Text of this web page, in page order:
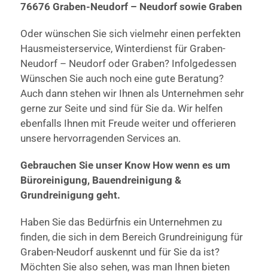
76676 Graben-Neudorf – Neudorf sowie Graben
Oder wünschen Sie sich vielmehr einen perfekten
Hausmeisterservice, Winterdienst für Graben-
Neudorf – Neudorf oder Graben? Infolgedessen
Wünschen Sie auch noch eine gute Beratung?
Auch dann stehen wir Ihnen als Unternehmen sehr
gerne zur Seite und sind für Sie da. Wir helfen
ebenfalls Ihnen mit Freude weiter und offerieren
unsere hervorragenden Services an.
Gebrauchen Sie unser Know How wenn es um
Büroreinigung, Bauendreinigung &
Grundreinigung geht.
Haben Sie das Bedürfnis ein Unternehmen zu
finden, die sich in dem Bereich Grundreinigung für
Graben-Neudorf auskennt und für Sie da ist?
Möchten Sie also sehen, was man Ihnen bieten